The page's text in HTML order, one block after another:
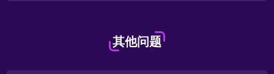
其他问题